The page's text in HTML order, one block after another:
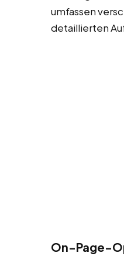
umfassen
detaillierten
On-Page-